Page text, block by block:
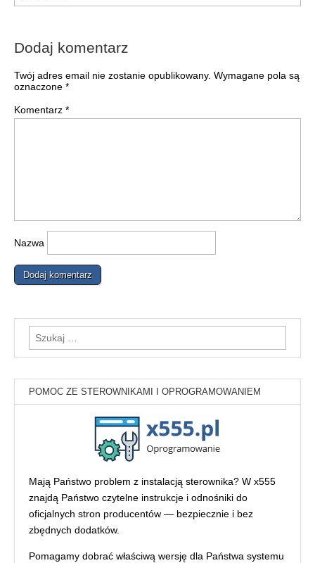
Dodaj komentarz
Twój adres email nie zostanie opublikowany. Wymagane pola są
oznaczone *
Komentarz *
Nazwa
Szukaj:
POMOC ZE STEROWNIKAMI I OPROGRAMOWANIEM
Mają Państwo problem z instalacją sterownika? W x555
znajdą Państwo czytelne instrukcje i odnośniki do
oficjalnych stron producentów — bezpiecznie i bez
zbędnych dodatków.
Pomagamy dobrać właściwą wersję dla Państwa systemu